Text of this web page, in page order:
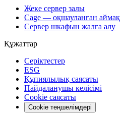
Жеке сервер залы
Cage — оқшауланған аймақ
Сервер шкафын жалға алу
Құжаттар
Серіктестер
ESG
Құпиялылық саясаты
Пайдаланушы келісімі
Cookie саясаты
Cookie теңшелімдері